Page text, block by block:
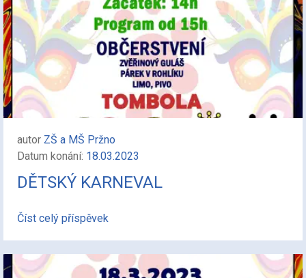
autor ZŠ a MŠ Pržno
Datum konání: 18.03.2023
DĚTSKÝ KARNEVAL
Číst celý příspěvek